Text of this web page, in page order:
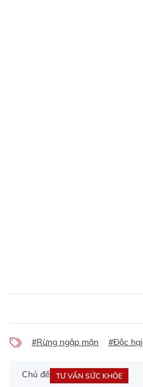
#Rừng ngập mặn #Độc hại
Chủ đề TƯ VẤN SỨC KHỎE